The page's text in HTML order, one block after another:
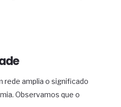
rede amplia o significado
Observamos que o